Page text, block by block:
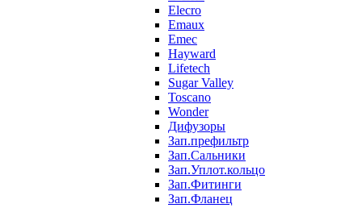
Elecro
Emaux
Emec
Hayward
Lifetech
Sugar Valley
Toscano
Wonder
Дифузоры
Зап.префильтр
Зап.Сальники
Зап.Уплот.кольцо
Зап.Фитинги
Зап.Фланец